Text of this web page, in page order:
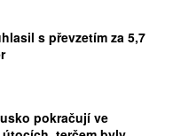
s převzetím za 5,7
pokračují ve